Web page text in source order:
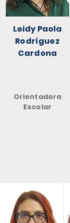
Leidy Paola
Rodríguez
Cardona
Orientadora
Escolar